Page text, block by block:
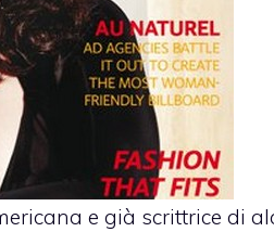
e già scrittrice di